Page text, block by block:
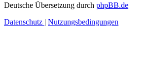
Deutsche Übersetzung durch phpBB.de
Datenschutz | Nutzungsbedingungen